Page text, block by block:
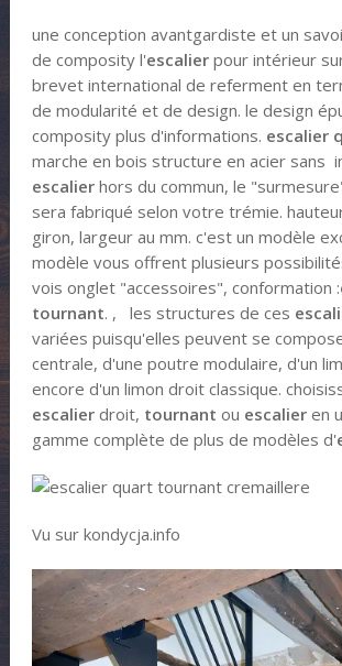
une conception avantgardiste et un
de composity l'escalierpour intérieur
brevet international de referment en
de modularité et de design. le design
composity plus d'informations. escalier
marche en bois structure en acier sans
escalierhors du commun, le
sera fabriqué selon votre trémie.
giron, largeur au mm. c'est un modèle
modèle vous offrent plusieurs
vois onglet "accessoires", conformation :
tournant. , les structures de ces
variées puisqu'elles peuvent se
centrale, d'une poutre modulaire, d'un
encore d'un limon droit classique.
escalierdroit, tournant ou escalieren
gamme complète de plus de modèles d'
Vu sur kondycja.info